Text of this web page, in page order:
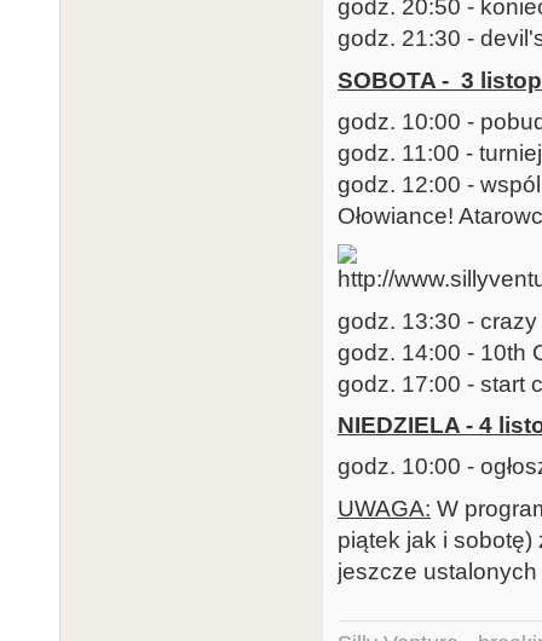
godz. 20:50 -
godz. 21:30 -
SOBOTA - 3
godz. 10:00 -
godz. 11:00 -
godz. 12:00 -
Ołowiance!
godz. 13:30 -
godz. 14:00 - 10th
godz. 17:00 - start
NIEDZIELA - 4
godz. 10:00 -
UWAGA: W
piątek jak i
jeszcze